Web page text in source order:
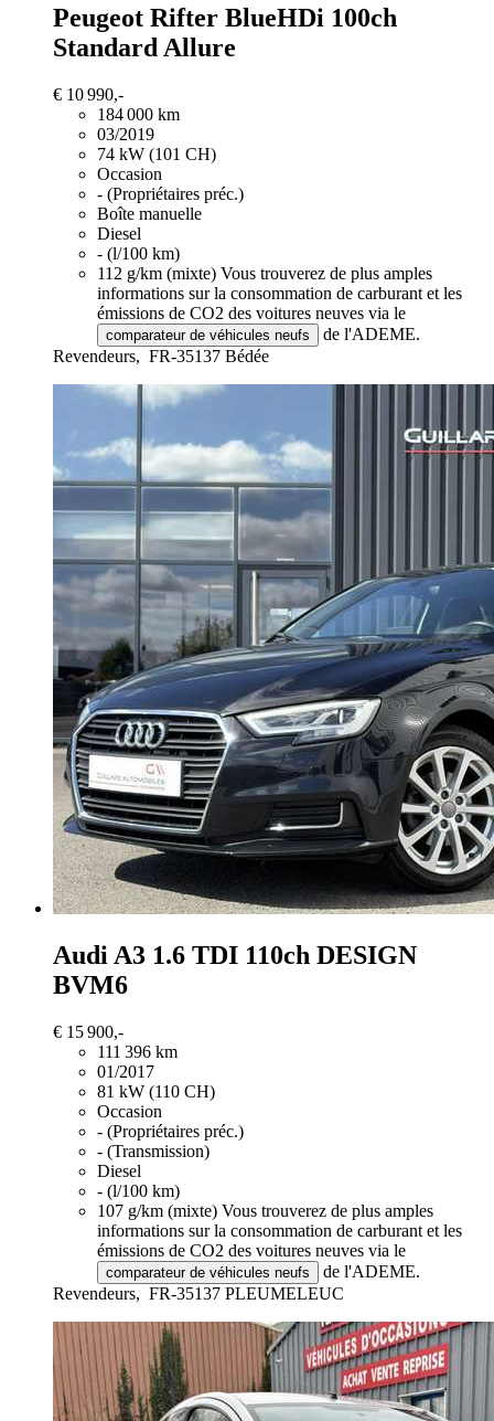
Peugeot Rifter BlueHDi 100ch
Standard Allure
€ 10 990,-
184 000 km
03/2019
74 kW (101 CH)
Occasion
- (Propriétaires préc.)
Boîte manuelle
Diesel
- (l/100 km)
112 g/km (mixte) Vous trouverez de plus amples
informations sur la consommation de carburant et les
émissions de CO2 des voitures neuves via le
comparateur de véhicules neufs
de l'ADEME.
Revendeurs, FR-35137 Bédée
Audi A3 1.6 TDI 110ch DESIGN
BVM6
€ 15 900,-
111 396 km
01/2017
81 kW (110 CH)
Occasion
- (Propriétaires préc.)
- (Transmission)
Diesel
- (l/100 km)
107 g/km (mixte) Vous trouverez de plus amples
informations sur la consommation de carburant et les
émissions de CO2 des voitures neuves via le
comparateur de véhicules neufs
de l'ADEME.
Revendeurs, FR-35137 PLEUMELEUC